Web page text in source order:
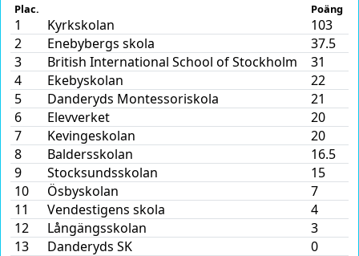
Plac. Poäng
1 Kyrkskolan
103
2
Enebybergs skola
37.5
3
British International School of Stockholm
31
4
Ekebyskolan
22
5
Danderyds Montessoriskola
21
6
Elevverket
20
7
Kevingeskolan
20
8
Baldersskolan
16.5
9
Stocksundsskolan
15
10
Ösbyskolan
7
11
Vendestigens skola
4
12
Långängsskolan
3
13
Danderyds SK 0